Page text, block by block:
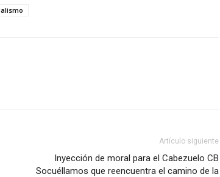
Artículo siguiente
Inyección de moral para el Cabezuelo CB
Socuéllamos que reencuentra el camino de la